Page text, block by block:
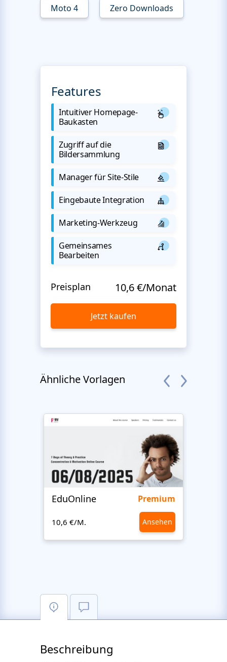
Moto 4 Zero Downloads
Features
Intuitiver Homepage-
Baukasten
Zugriff auf die
Bildersammlung
Manager für Site-Stile
Eingebaute Integration
Marketing-Werkzeug
Gemeinsames
Bearbeiten
Preisplan 10,6 €/Monat
Jetzt kaufen
Ähnliche Vorlagen
EduOnline Premium
10,6 €/M. Ansehen
Beschreibung